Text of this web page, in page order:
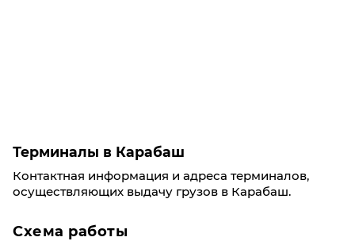
Терминалы в Карабаш
Контактная информация и адреса терминалов,
осуществляющих выдачу грузов в Карабаш.
Схема работы